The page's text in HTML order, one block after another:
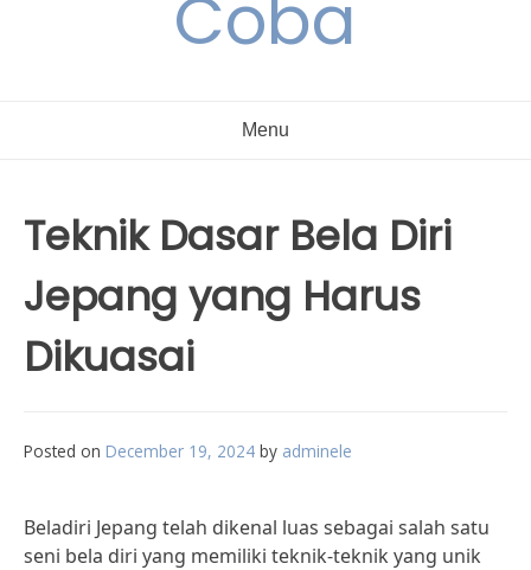
Coba
Menu
Teknik Dasar Bela Diri
Jepang yang Harus
Dikuasai
Posted on December 19, 2024 by adminele
Beladiri Jepang telah dikenal luas sebagai salah satu
seni bela diri yang memiliki teknik-teknik yang unik